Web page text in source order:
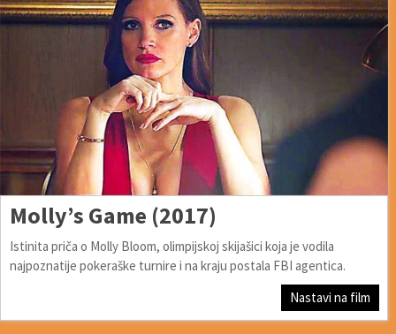
Molly’s Game (2017)
Istinita priča o Molly Bloom, olimpijskoj skijašici koja je vodila
najpoznatije pokeraške turnire i na kraju postala FBI agentica.
Nastavi na film